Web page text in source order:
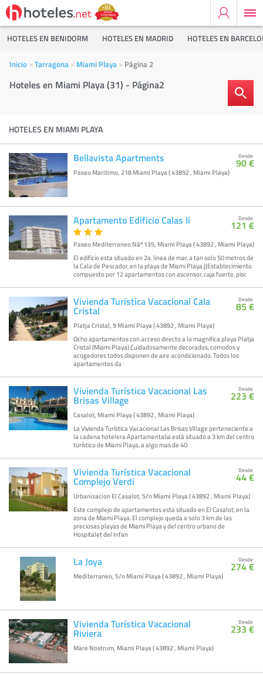
HOTELES EN BENIDORM HOTELES EN MADRID HOTELES EN
Inicio Tarragona Miami Playa Página 2
Hoteles en Miami Playa (31) - Página2
HOTELES EN MIAMI PLAYA
Bellavista Apartments
Paseo Maritimo, 218 Miami Playa ( 43892 , Miami Playa)
Desde
90 €
Apartamento Edificio Calas Ii
Paseo Mediterraneo Nâº 135, Miami Playa ( 43892 , Miami Playa)
El edificio esta situado en 2a. linea de mar, a tan solo 50 metros de
la Cala de Pescador, en la playa de Miami Playa.||Establecimiento
compuesto por 12 apartamentos con ascensor, caja fuerte, pisc
Desde
121 €
Vivienda Turística Vacacional Cala
Cristal
Platja Cristal, 9 Miami Playa ( 43892 , Miami Playa)
Ocho apartamentos con acceso directo a la magnifica playa Platja
Cristal (Miami Playa).Cuidadosamente decorados, comodos y
acogedores todos disponen de aire acondicionado. Todos los
apartamentos da
Desde
85 €
Vivienda Turística Vacacional Las
Brisas Village
Casalot, Miami Playa ( 43892 , Miami Playa)
La Vivienda Turística Vacacional Las Brisas Village perteneciente a
la cadena hotelera Apartamentalia está situado a 3 km del centro
turístico de Miami Playa, a algo mas de 40
Desde
223 €
Vivienda Turística Vacacional
Complejo Verdi
Urbanizacion El Casalot, S/n Miami Playa ( 43892 , Miami Playa)
Este complejo de apartamentos esta situado en El Casalot, en la
zona de Miami Playa. El complejo queda a solo 3 km de las
preciosas playas de Miami Playa y del centro urbano de
Hospitalet del Infan
Desde
44 €
La Joya
Mediterraneo, S/n Miami Playa ( 43892 , Miami Playa)
Desde
274 €
Vivienda Turística Vacacional
Riviera
Mare Nostrum, Miami Playa ( 43892 , Miami Playa)
Desde
233 €